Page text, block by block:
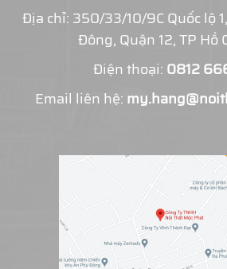
Địa chỉ: 350/33/10/9C Quốc lộ
Đông, Quận 12, TP Hồ
Điện thoại: 0812
Email liên hệ: